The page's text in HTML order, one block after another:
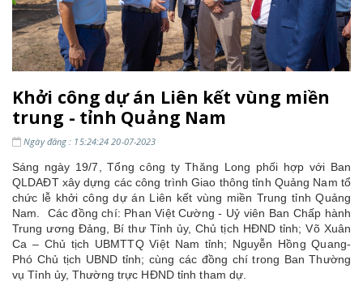
Khởi công dự án Liên kết vùng miền
trung - tỉnh Quảng Nam
Ngày đăng : 15:24:24 20-07-2023
Sáng ngày 19/7, Tổng công ty Thăng Long phối hợp với Ban
QLDAĐT xây dựng các công trình Giao thông tỉnh Quảng Nam tổ
chức lễ khởi công dự án Liên kết vùng miền Trung tỉnh Quảng
Nam. Các đồng chí: Phan Việt Cường - Uỷ viên Ban Chấp hành
Trung ương Đảng, Bí thư Tỉnh ủy, Chủ tịch HĐND tỉnh; Võ Xuân
Ca – Chủ tịch UBMTTQ Việt Nam tỉnh; Nguyễn Hồng Quang-
Phó Chủ tịch UBND tỉnh; cùng các đồng chí trong Ban Thường
vụ Tỉnh ủy, Thường trực HĐND tỉnh tham dự.